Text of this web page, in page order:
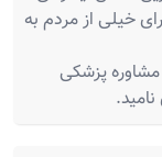
خیلی از مردم به
مشاوره پزشکی